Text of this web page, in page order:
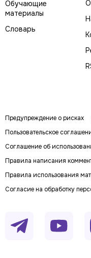
Обучающие
материалы
Словарь
Предупреждение о рисках
Пользовательское
Соглашение об
Правила написания
Правила использования
Согласие на обработку